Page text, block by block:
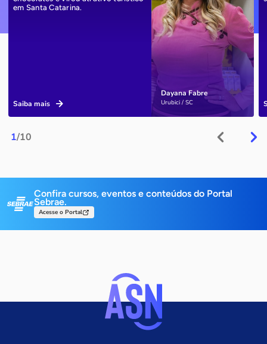
1/10
Dayana Fabre
Urubici / SC
em Santa Catarina.
Saiba mais
Confira cursos, eventos e conteúdos do Portal
Sebrae.
Acesse o Portal